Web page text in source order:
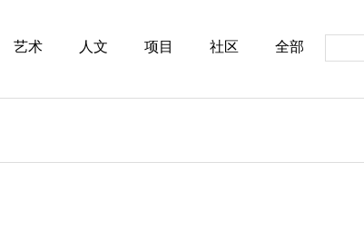
艺术 人文 项目 社区 全部